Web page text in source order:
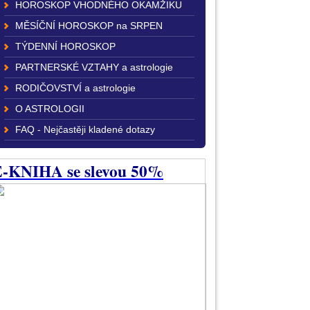
HOROSKOP VHODNÉHO OKAMŽIKU
MĚSÍČNÍ HOROSKOP na SRPEN
TÝDENNÍ HOROSKOP
PARTNERSKÉ VZTAHY a astrologie
RODIČOVSTVÍ a astrologie
O ASTROLOGII
FAQ - Nejčastěji kladené dotazy
KNIHA se slevou 50%